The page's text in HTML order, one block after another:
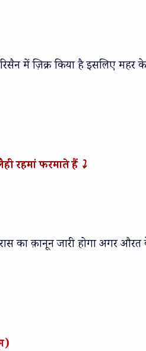
में ज़िक्र किया है इसलिए महर
रहमां फरमाते हैं ⤵️
क़ानून जारी होगा अगर औरत